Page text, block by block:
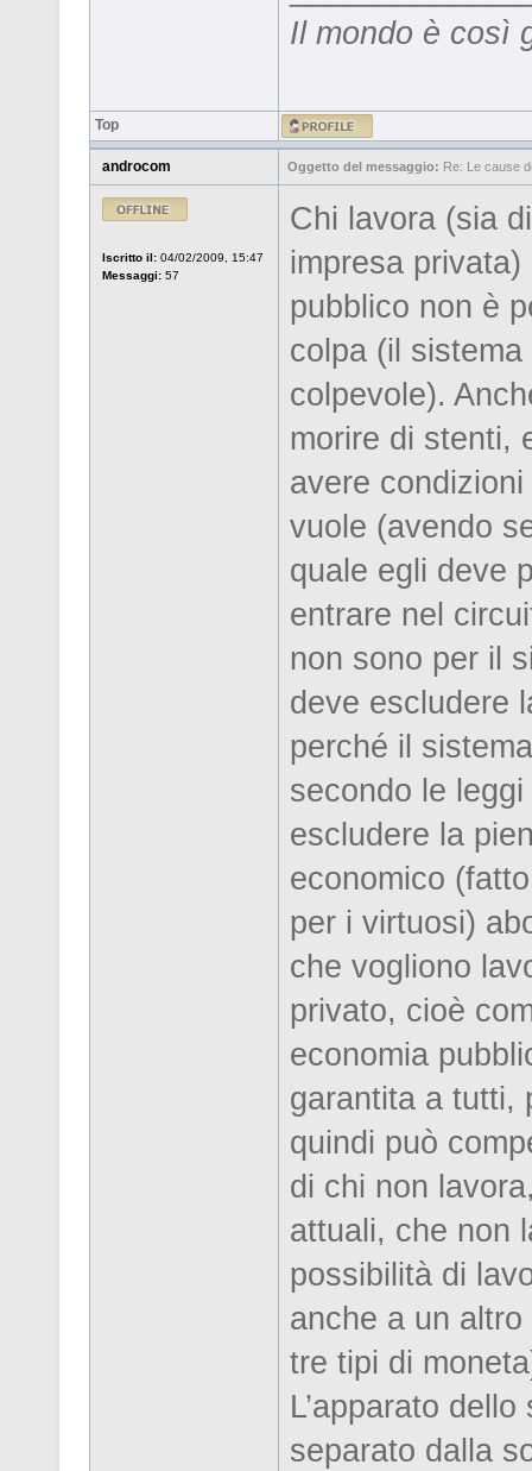
Il mondo è così
Top
androcom Oggetto del messaggio: Re: Le cause
Iscritto il: 04/02/2009, 15:47
Messaggi: 57
Chi lavora (sia
impresa
pubblico non è
colpa (il
colpevole).
morire di stenti,
avere
vuole (avendo
quale egli deve
entrare nel
non sono per il
deve escludere
perché il
secondo le
escludere la
economico
per i virtuosi)
che vogliono
privato, cioè
economia
garantita a tutti,
quindi può
di chi non
attuali, che non
possibilità di
anche a un
tre tipi di
L’apparato
separato dalla